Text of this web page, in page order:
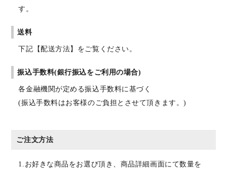
す。
送料
下記【配送方法】をご覧ください。
振込手数料(銀行振込をご利用の場合)
各金融機関が定める振込手数料に基づく
(振込手数料はお客様のご負担とさせて頂きます。)
ご注文方法
1.お好きな商品をお選び頂き、商品詳細画面にて数量を